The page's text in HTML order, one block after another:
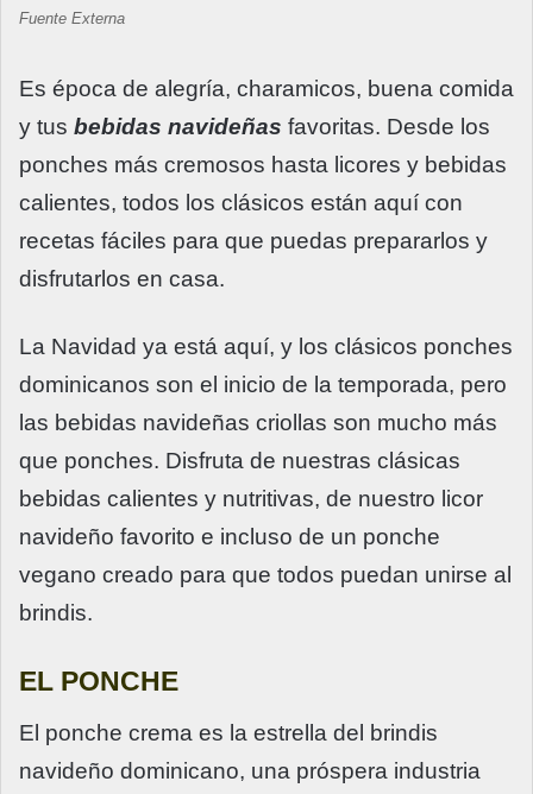
Fuente Externa
Es época de alegría, charamicos, buena comida
y tus bebidas navideñas favoritas. Desde los
ponches más cremosos hasta licores y bebidas
calientes, todos los clásicos están aquí con
recetas fáciles para que puedas prepararlos y
disfrutarlos en casa.
La Navidad ya está aquí, y los clásicos ponches
dominicanos son el inicio de la temporada, pero
las bebidas navideñas criollas son mucho más
que ponches. Disfruta de nuestras clásicas
bebidas calientes y nutritivas, de nuestro licor
navideño favorito e incluso de un ponche
vegano creado para que todos puedan unirse al
brindis.
EL PONCHE
El ponche crema es la estrella del brindis
navideño dominicano, una próspera industria